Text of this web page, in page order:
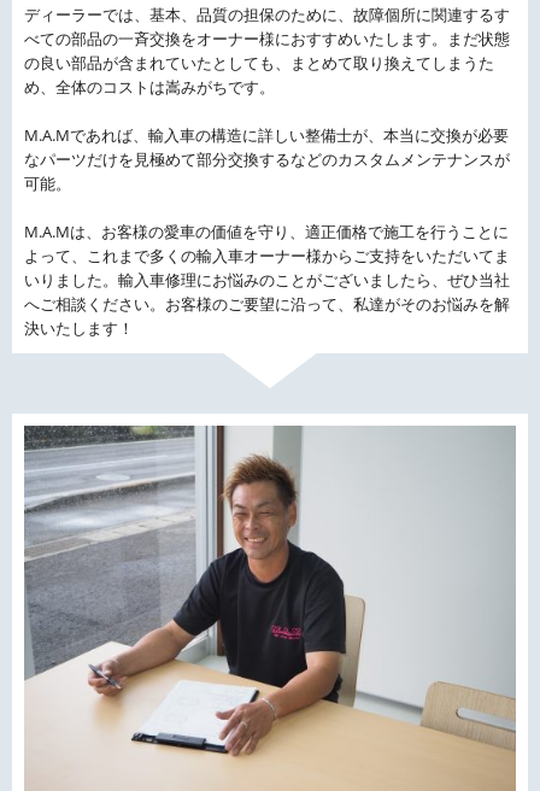
ディーラーでは、基本、品質の担保のために、故障個所に関連するす
べての部品の一斉交換をオーナー様におすすめいたします。まだ状態
の良い部品が含まれていたとしても、まとめて取り換えてしまうた
め、全体のコストは嵩みがちです。
M.A.Mであれば、輸入車の構造に詳しい整備士が、本当に交換が必要
なパーツだけを見極めて部分交換するなどのカスタムメンテナンスが
可能。
M.A.Mは、お客様の愛車の価値を守り、適正価格で施工を行うことに
よって、これまで多くの輸入車オーナー様からご支持をいただいてま
いりました。輸入車修理にお悩みのことがございましたら、ぜひ当社
へご相談ください。お客様のご要望に沿って、私達がそのお悩みを解
決いたします！